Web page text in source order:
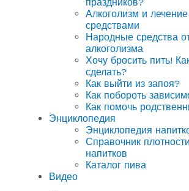
Алкоголизм и
средствами
Народные средства
алкоголизма
Хочу бросить пить!
сделать?
Как выйти из запоя?
Как побороть
Как помочь
Энциклопедия
Энциклопедия
Справочник
напитков
Каталог пива
Видео